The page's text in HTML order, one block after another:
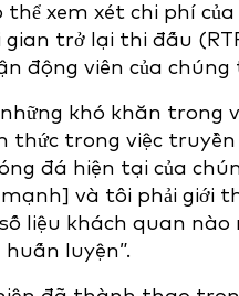
thể xem xét chi phí
trở lại thi đấu
động viên của
những khó khăn trong
thức trong việc
đá hiện tại của
mạnh] và tôi phải giới
liệu khách quan nào
luyện”.